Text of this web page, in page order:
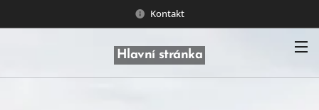
Kontakt
Hlavní stránka